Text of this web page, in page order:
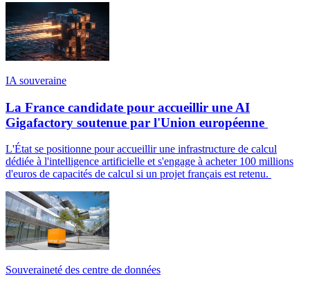
IA souveraine
La France candidate pour accueillir une AI
Gigafactory soutenue par l'Union européenne
L'État se positionne pour accueillir une infrastructure de calcul
dédiée à l'intelligence artificielle et s'engage à acheter 100 millions
d'euros de capacités de calcul si un projet français est retenu.
Souveraineté des centre de données